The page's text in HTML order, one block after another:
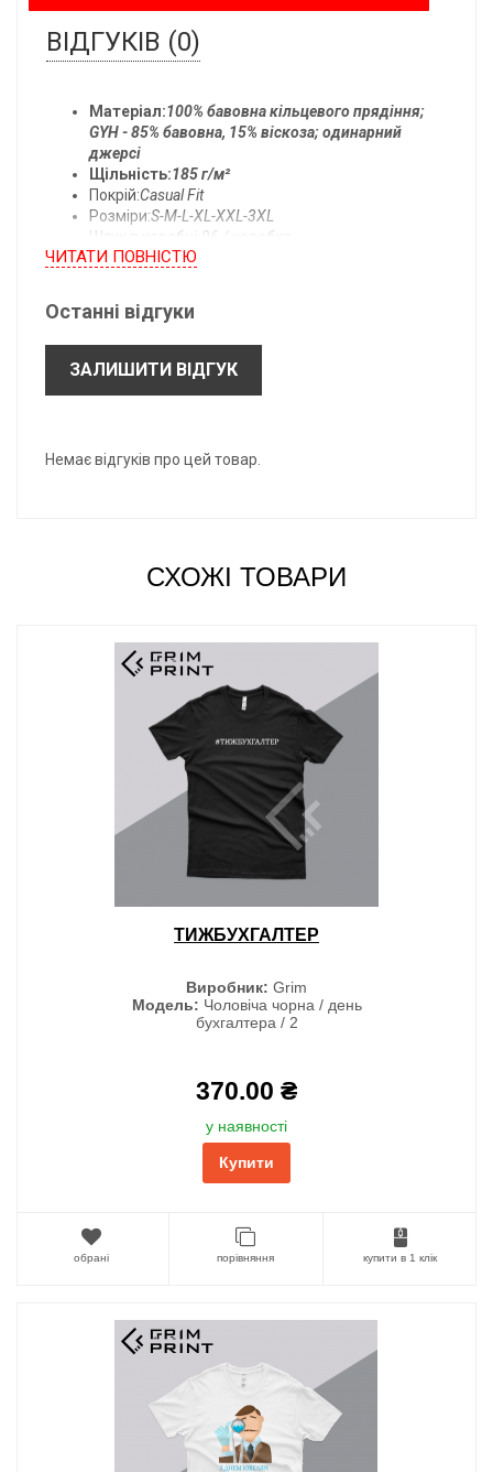
ВІДГУКІВ (0)
Матеріал:100% бавовна кільцевого прядіння;
GYH - 85% бавовна, 15% віскоза; одинарний
джерсі
Щільність:185 г/м²
Покрій:Casual Fit
Розміри:S-M-L-XL-XXL-3XL
Штук в коробці: 96 / коробка
Температура прання:
Всі розміри одягу:
ЧИТАТИ ПОВНIСТЮ
Останні відгуки
ЗАЛИШИТИ ВІДГУК
Немає відгуків про цей товар.
СХОЖІ ТОВАРИ
ТИЖБУХГАЛТЕР
Виробник: Grim
Модель: Чоловіча чорна / день
бухгалтера / 2
370.00 ₴
у наявності
Купити
обрані порівняння купити в 1 клік